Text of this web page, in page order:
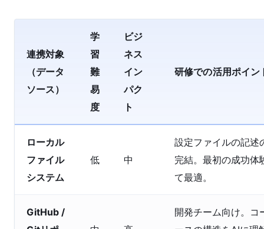
連携対象
（データ
ソース）
学
習
難
易
度
ビジ
ネス
イン
パク
ト
研修での活用ポイン
ローカル
ファイル
システム
低 中
設定ファイルの記述
完結。最初の成功体
て最適。
GitHub /
開発チーム向け。コ